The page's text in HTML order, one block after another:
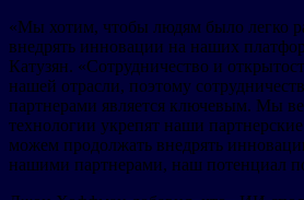
«Мы хотим, чтобы людям было легко
внедрять инновации на наших
Катузян. «Сотрудничество и
нашей отрасли, поэтому
партнерами является ключевым. Мы
технологии укрепят наши
можем продолжать внедрять
нашими партнерами, наш потенциал